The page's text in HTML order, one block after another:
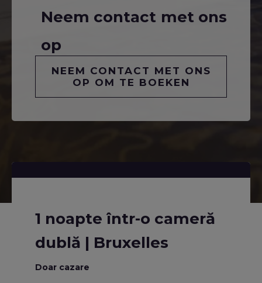
Neem contact met ons
op
NEEM CONTACT MET ONS
OP OM TE BOEKEN
1 noapte într-o cameră
dublă | Bruxelles
Doar cazare